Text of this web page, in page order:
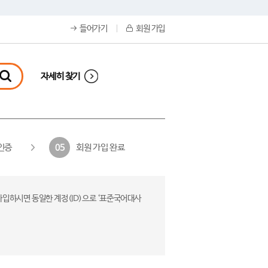
들어가기 회원 가입
자세히 찾기
증 05 회원 가입 완료
하시면 동일한 계정(ID)으로 ‘표준국어대사